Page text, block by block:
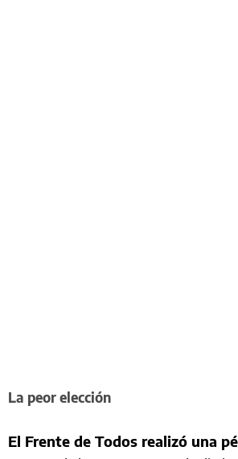
La peor elección
El Frente de Todos realizó una